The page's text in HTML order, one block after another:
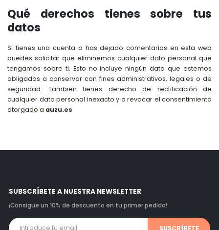
Qué derechos tienes sobre tus
datos
Si tienes una cuenta o has dejado comentarios en esta web
puedes solicitar que eliminemos cualquier dato personal que
tengamos sobre ti. Esto no incluye ningún dato que estemos
obligados a conservar con fines administrativos, legales o de
seguridad. También tienes derecho de rectificación de
cualquier dato personal inexacto y a revocar el consentimiento
otorgado a auzu.es
SUBSCRÍBETE A NUESTRA NEWSLETTER
¡Consigue un 10% de descuento en tu primer pedido!
SUSCRÍBETE